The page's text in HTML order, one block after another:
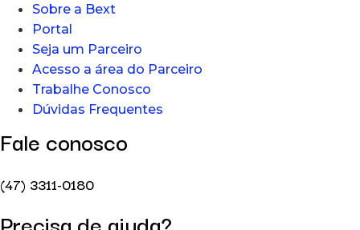
Sobre a Bext
Portal
Seja um Parceiro
Acesso a área do Parceiro
Trabalhe Conosco
Dúvidas Frequentes
Fale conosco
(47) 3311-0180
Precisa de ajuda?